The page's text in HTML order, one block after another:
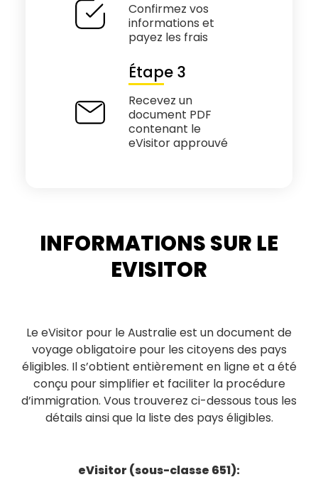
Confirmez vos
informations et
payez les frais
Étape 3
Recevez un
document PDF
contenant le
eVisitor approuvé
INFORMATIONS SUR LE
EVISITOR
Le eVisitor pour le Australie est un document de
voyage obligatoire pour les citoyens des pays
éligibles. Il s’obtient entièrement en ligne et a été
conçu pour simplifier et faciliter la procédure
d’immigration. Vous trouverez ci-dessous tous les
détails ainsi que la liste des pays éligibles.
eVisitor (sous-classe 651):